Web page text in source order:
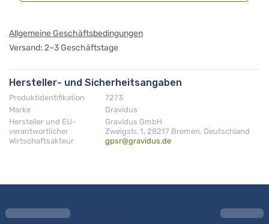
Allgemeine Geschäftsbedingungen
Versand: 2–3 Geschäftstage
Hersteller- und Sicherheitsangaben
Produktidentifikation
7273
Marke
Gravidus
Hersteller und EU-
verantwortlicher
Wirtschaftsakteur
Gravidus GmbH
Zweigstr. 1, 28217 Bremen, Deutschland
gpsr@gravidus.de